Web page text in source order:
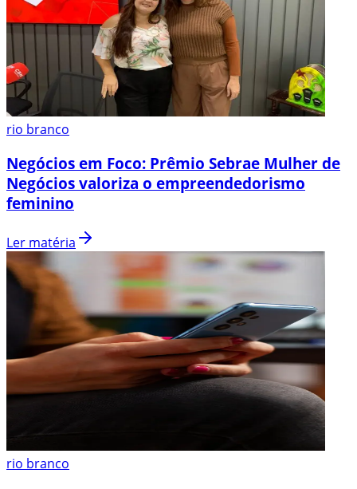
rio branco
Negócios em Foco: Prêmio Sebrae Mulher de
Negócios valoriza o empreendedorismo
feminino
Ler matéria
rio branco